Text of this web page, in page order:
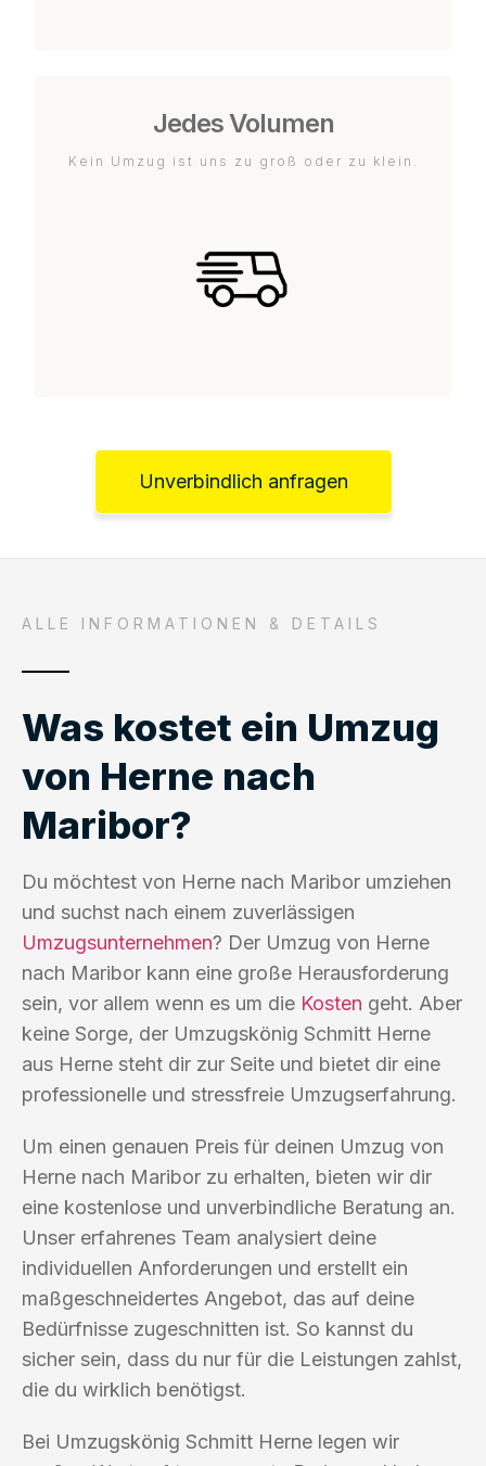
Jedes Volumen
Kein Umzug ist uns zu groß oder zu klein.
Unverbindlich anfragen
ALLE INFORMATIONEN & DETAILS
Was kostet ein Umzug
von Herne nach
Maribor?
Du möchtest von Herne nach Maribor umziehen
und suchst nach einem zuverlässigen
Umzugsunternehmen? Der Umzug von Herne
nach Maribor kann eine große Herausforderung
sein, vor allem wenn es um die Kosten geht. Aber
keine Sorge, der Umzugskönig Schmitt Herne
aus Herne steht dir zur Seite und bietet dir eine
professionelle und stressfreie Umzugserfahrung.
Um einen genauen Preis für deinen Umzug von
Herne nach Maribor zu erhalten, bieten wir dir
eine kostenlose und unverbindliche Beratung an.
Unser erfahrenes Team analysiert deine
individuellen Anforderungen und erstellt ein
maßgeschneidertes Angebot, das auf deine
Bedürfnisse zugeschnitten ist. So kannst du
sicher sein, dass du nur für die Leistungen zahlst,
die du wirklich benötigst.
Bei Umzugskönig Schmitt Herne legen wir